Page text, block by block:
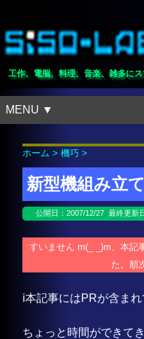
工作、電脳、料理、音楽、雑多に
MENU ▼
ホーム >機巧 >
新型機組み立
公開日：2007/12/27 最終更新
すいません m(_ _)m、本記
た。順
ℹ️本記事にはPRが含まれ
ちょっと時間ができて